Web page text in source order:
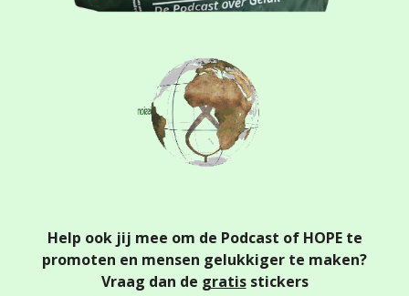
Help ook jij mee om de Podcast of HOPE te
promoten en mensen gelukkiger te maken?
Vraag dan de gratisstickers